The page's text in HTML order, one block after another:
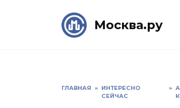
Москва.ру
ГЛАВНАЯ » ИНТЕРЕСНО
СЕЙЧАС
»